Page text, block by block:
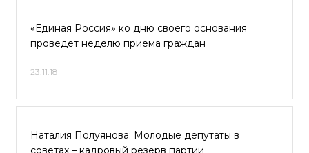
«Единая Россия» ко дню своего основания
проведет неделю приема граждан
23.11.18
Наталия Полуянова: Молодые депутаты в
советах – кадровый резерв партии